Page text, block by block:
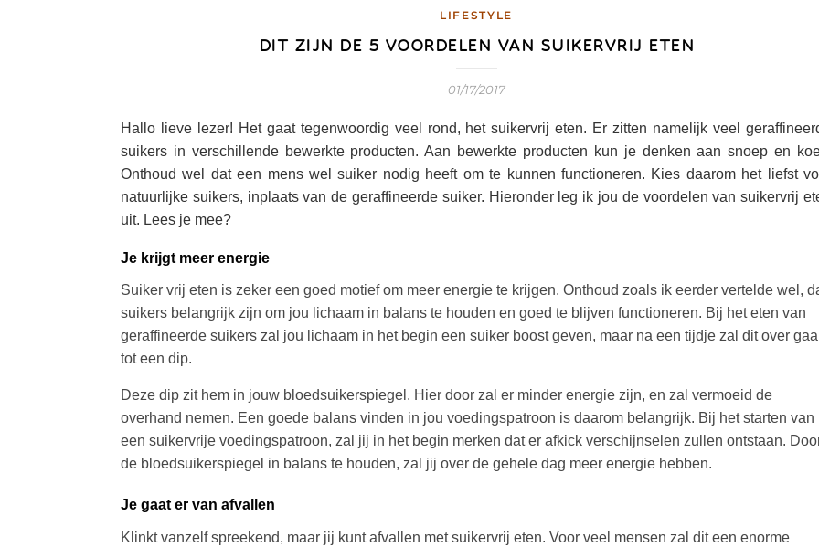
LIFESTYLE
DIT ZIJN DE 5 VOORDELEN VAN SUIKERVRIJ ETEN
01/17/2017
Hallo lieve lezer! Het gaat tegenwoordig veel rond, het suikervrij eten. Er zitten namelijk veel
suikers in verschillende bewerkte producten. Aan bewerkte producten kun je denken aan snoep en
Onthoud wel dat een mens wel suiker nodig heeft om te kunnen functioneren. Kies daarom het liefst
natuurlijke suikers, inplaats van de geraffineerde suiker. Hieronder leg ik jou de voordelen van suikervrij
uit. Lees je mee?
Je krijgt meer energie
Suiker vrij eten is zeker een goed motief om meer energie te krijgen. Onthoud zoals ik eerder vertelde wel,
suikers belangrijk zijn om jou lichaam in balans te houden en goed te blijven functioneren. Bij het eten van
geraffineerde suikers zal jou lichaam in het begin een suiker boost geven, maar na een tijdje zal dit over
tot een dip.
Deze dip zit hem in jouw bloedsuikerspiegel. Hier door zal er minder energie zijn, en zal vermoeid de
overhand nemen. Een goede balans vinden in jou voedingspatroon is daarom belangrijk. Bij het starten van
een suikervrije voedingspatroon, zal jij in het begin merken dat er afkick verschijnselen zullen ontstaan.
de bloedsuikerspiegel in balans te houden, zal jij over de gehele dag meer energie hebben.
Je gaat er van afvallen
Klinkt vanzelf spreekend, maar jij kunt afvallen met suikervrij eten. Voor veel mensen zal dit een enorme